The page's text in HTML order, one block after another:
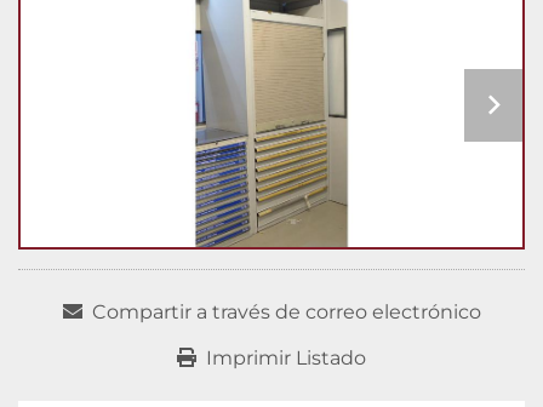
Compartir a través de correo electrónico
Imprimir Listado